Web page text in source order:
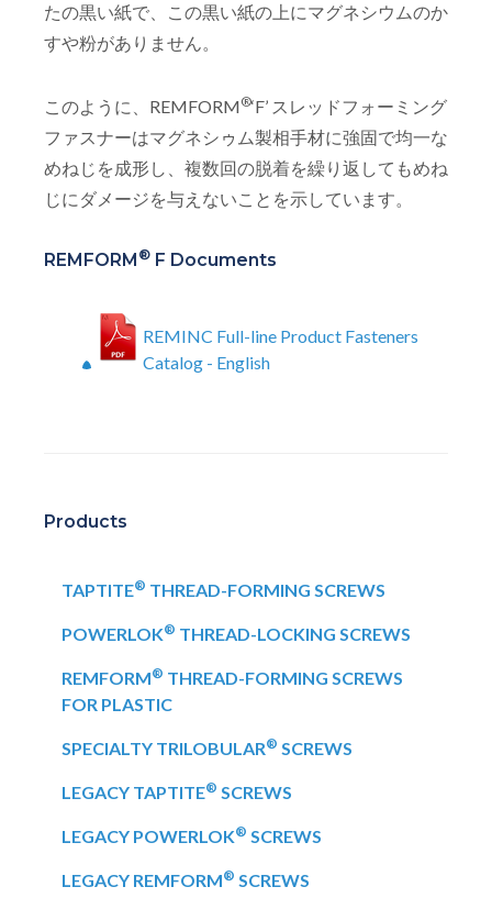
たの黒い紙で、この黒い紙の上にマグネシウムのか
すや粉がありません。
このように、REMFORM®‘F’ スレッドフォーミング
ファスナーはマグネシゥム製相手材に強固で均一な
めねじを成形し、複数回の脱着を繰り返してもめね
じにダメージを与えないことを示しています。
REMFORM ® F Documents
REMINC Full-line Product Fasteners
Catalog - English
Products
TAPTITE® THREAD-FORMING SCREWS
POWERLOK® THREAD-LOCKING SCREWS
REMFORM® THREAD-FORMING SCREWS
FOR PLASTIC
SPECIALTY TRILOBULAR® SCREWS
LEGACY TAPTITE® SCREWS
LEGACY POWERLOK® SCREWS
LEGACY REMFORM® SCREWS